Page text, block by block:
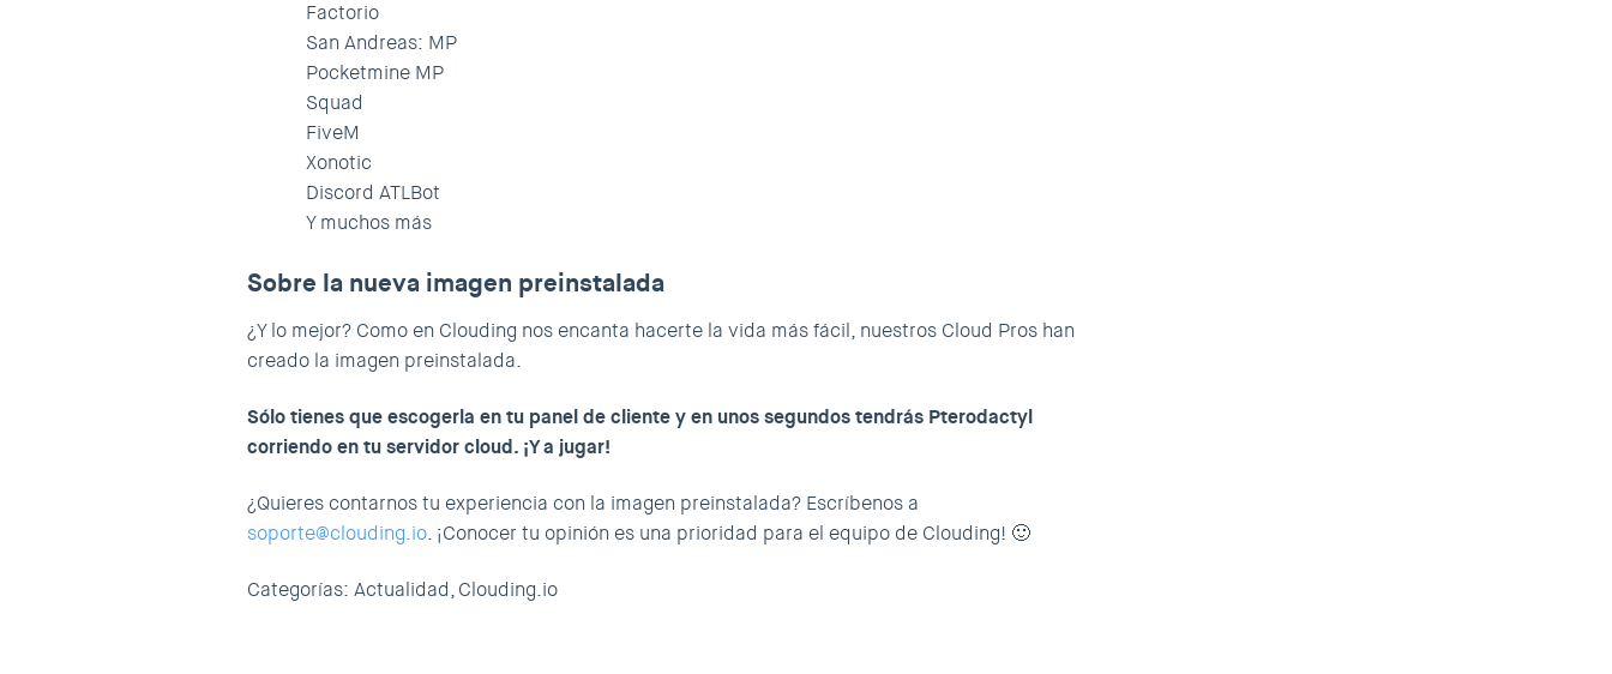
Factorio
San Andreas: MP
Pocketmine MP
Squad
FiveM
Xonotic
Discord ATLBot
Y muchos más
Sobre la nueva imagen preinstalada
¿Y lo mejor? Como en Clouding nos encanta hacerte la vida más fácil, nuestros Cloud Pros han
creado la imagen preinstalada.
Sólo tienes que escogerla en tu panel de cliente y en unos segundos tendrás Pterodactyl
corriendo en tu servidor cloud. ¡Y a jugar!
¿Quieres contarnos tu experiencia con la imagen preinstalada? Escríbenos a
soporte@clouding.io. ¡Conocer tu opinión es una prioridad para el equipo de Clouding! 🙂
Categorías: Actualidad,Clouding.io